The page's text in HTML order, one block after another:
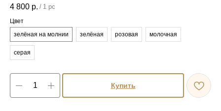
4 800 р. / 1 pc
Цвет
зелёная на молнии
зелёная розовая молочная
серая
Купить